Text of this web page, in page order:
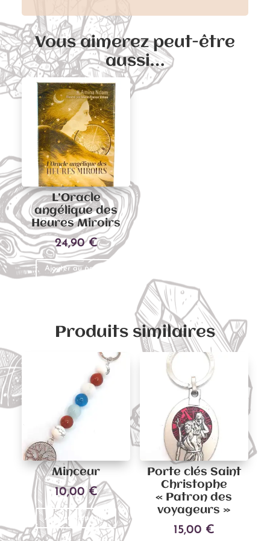
Vous aimerez peut-être
aussi…
L’Oracle
angélique des
Heures Miroirs
24,90€
Ajouter au panier
Produits similaires
Minceur
10,00€
Ajouter au panier
Porte clés Saint
Christophe
« Patron des
voyageurs »
15,00 €